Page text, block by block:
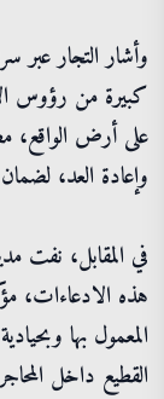
وأشار التجار عبر
كبيرة من رؤوس
على أرض الواقع،
وإعادة العد،
في المقابل، نفت
هذه الادعاءات،
المعمول بها
القطيع داخل